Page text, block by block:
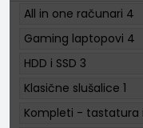
All in one računari 4
Gaming laptopovi 4
HDD i SSD 3
Klasične slušalice 1
Kompleti - tastatura